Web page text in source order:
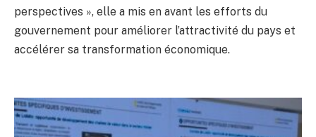
perspectives », elle a mis en avant les efforts du
gouvernement pour améliorer l’attractivité du pays et
accélérer sa transformation économique.